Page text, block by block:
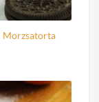
Morzsatorta